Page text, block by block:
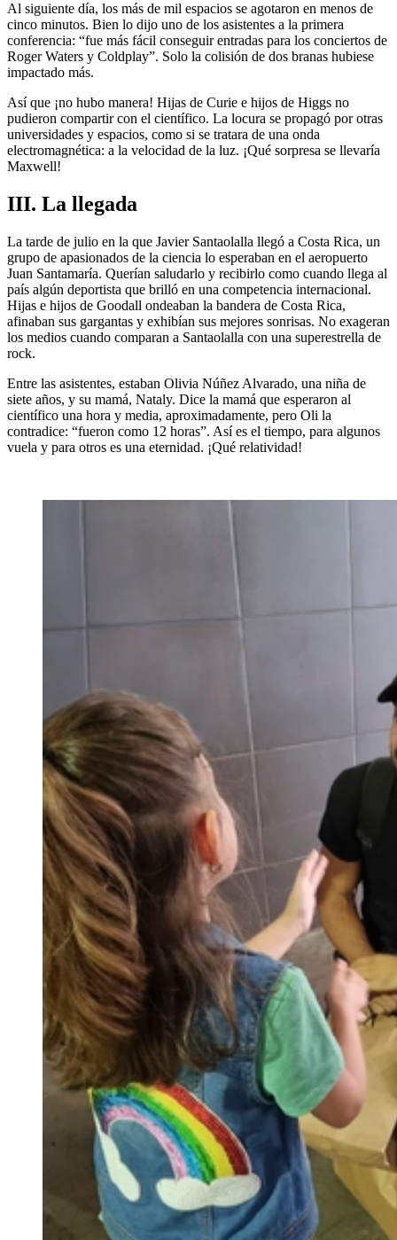
Al siguiente día, los más de mil espacios se agotaron en menos de
cinco minutos. Bien lo dijo uno de los asistentes a la primera
conferencia: “fue más fácil conseguir entradas para los conciertos de
Roger Waters y Coldplay”. Solo la colisión de dos branas hubiese
impactado más.
Así que ¡no hubo manera! Hijas de Curie e hijos de Higgs no
pudieron compartir con el científico. La locura se propagó por otras
universidades y espacios, como si se tratara de una onda
electromagnética: a la velocidad de la luz. ¡Qué sorpresa se llevaría
Maxwell!
III. La llegada
La tarde de julio en la que Javier Santaolalla llegó a Costa Rica, un
grupo de apasionados de la ciencia lo esperaban en el aeropuerto
Juan Santamaría. Querían saludarlo y recibirlo como cuando llega al
país algún deportista que brilló en una competencia internacional.
Hijas e hijos de Goodall ondeaban la bandera de Costa Rica,
afinaban sus gargantas y exhibían sus mejores sonrisas. No exageran
los medios cuando comparan a Santaolalla con una superestrella de
rock.
Entre las asistentes, estaban Olivia Núñez Alvarado, una niña de
siete años, y su mamá, Nataly. Dice la mamá que esperaron al
científico una hora y media, aproximadamente, pero Oli la
contradice: “fueron como 12 horas”. Así es el tiempo, para algunos
vuela y para otros es una eternidad. ¡Qué relatividad!